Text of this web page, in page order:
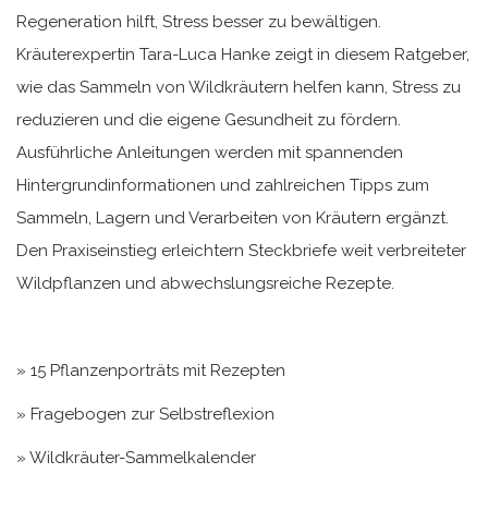
Regeneration hilft, Stress besser zu bewältigen.
Kräuterexpertin Tara-Luca Hanke zeigt in diesem Ratgeber,
wie das Sammeln von Wildkräutern helfen kann, Stress zu
reduzieren und die eigene Gesundheit zu fördern.
Ausführliche Anleitungen werden mit spannenden
Hintergrundinformationen und zahlreichen Tipps zum
Sammeln, Lagern und Verarbeiten von Kräutern ergänzt.
Den Praxiseinstieg erleichtern Steckbriefe weit verbreiteter
Wildpflanzen und abwechslungsreiche Rezepte.
» 15 Pflanzenporträts mit Rezepten
» Fragebogen zur Selbstreflexion
» Wildkräuter-Sammelkalender